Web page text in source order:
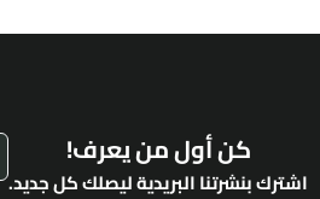
كن أول من يعرف!
اشترك بنشرتنا البريدية ليصلك كل جديد.